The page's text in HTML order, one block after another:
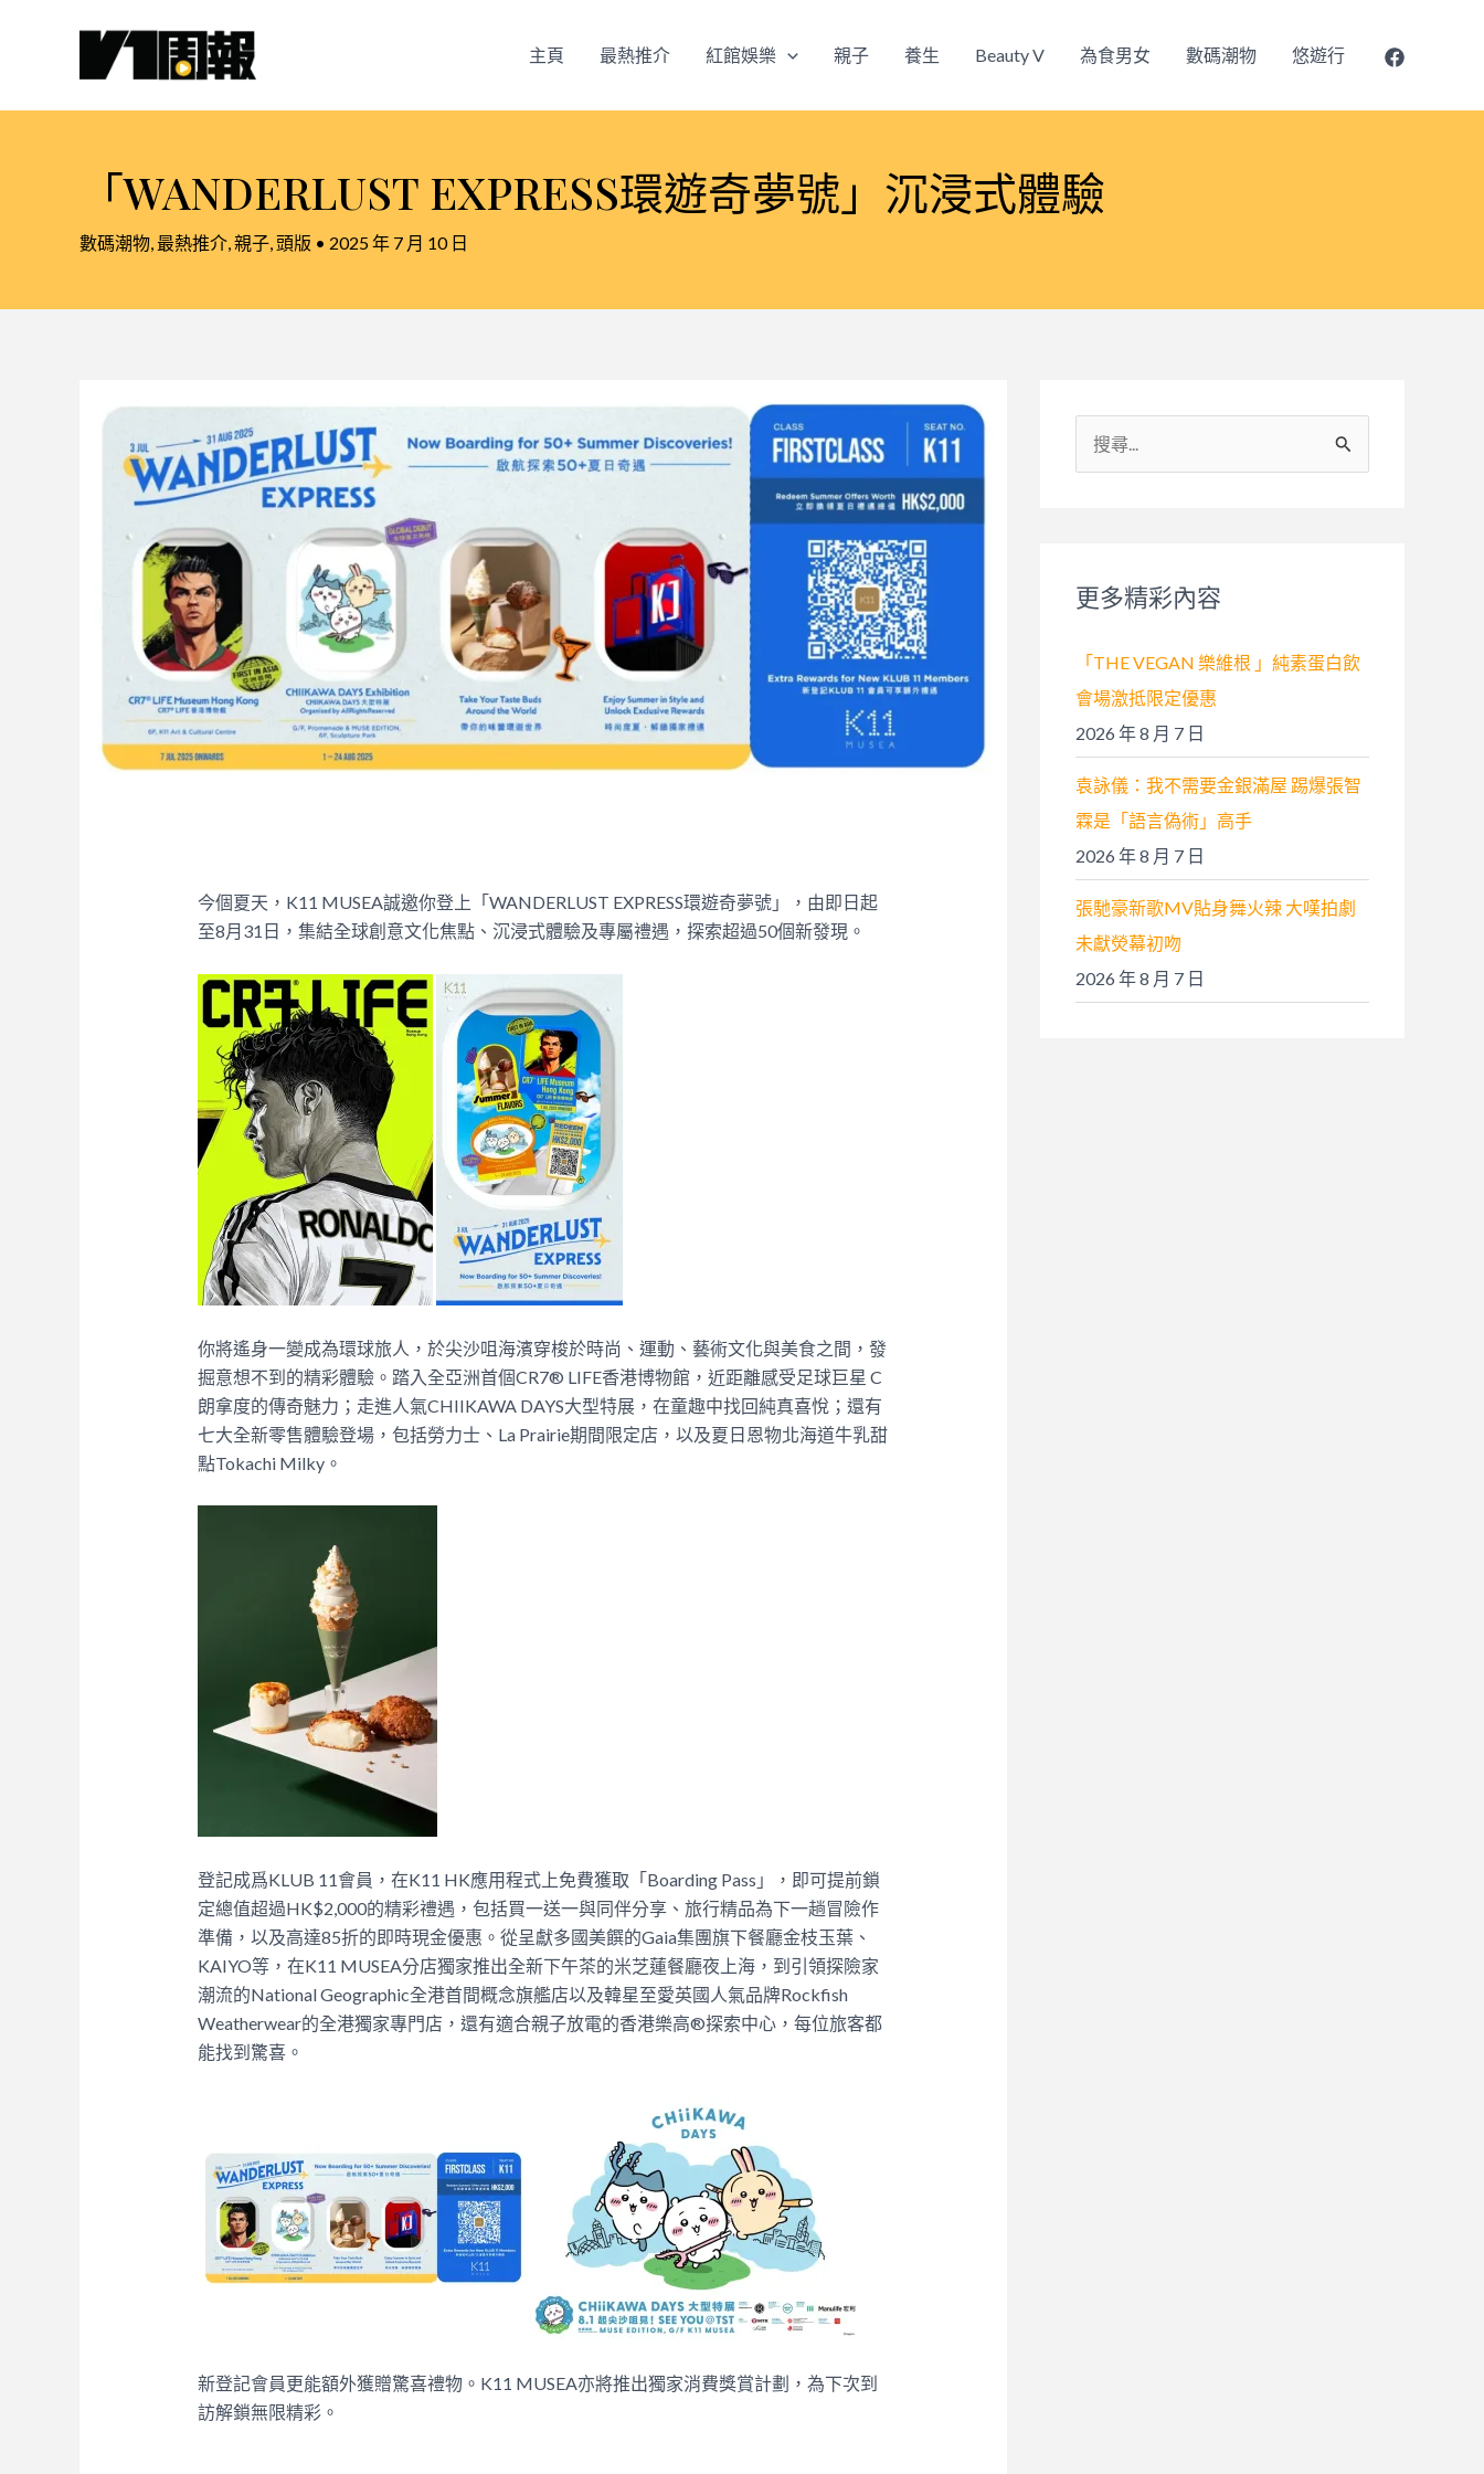
主頁 最熱推介 紅館娛樂 親子 養生 Beauty V 為食男女 數碼潮物 悠遊行
「WANDERLUST EXPRESS環遊奇夢號」沉浸式體驗
數碼潮物 最熱推介 親子 頭版 • 2025 年 7 月 10 日
今個夏天，K11 MUSEA誠邀你登上「WANDERLUST EXPRESS環遊奇夢號」，由即日起
至8月31日，集結全球創意文化焦點、沉浸式體驗及專屬禮遇，探索超過50個新發現。
你將遙身一變成為環球旅人，於尖沙咀海濱穿梭於時尚、運動、藝術文化與美食之間，發
掘意想不到的精彩體驗。踏入全亞洲首個CR7® LIFE香港博物館，近距離感受足球巨星 C
朗拿度的傳奇魅力；走進人氣CHIIKAWA DAYS大型特展，在童趣中找回純真喜悅；還有
七大全新零售體驗登場，包括勞力士、La Prairie期間限定店，以及夏日恩物北海道牛乳甜
點Tokachi Milky。
登記成爲KLUB 11會員，在K11 HK應用程式上免費獲取「Boarding Pass」，即可提前鎖
定總值超過HK$2,000的精彩禮遇，包括買一送一與同伴分享、旅行精品為下一趟冒險作
準備，以及高達85折的即時現金優惠。從呈獻多國美饌的Gaia集團旗下餐廳金枝玉葉、
KAIYO等，在K11 MUSEA分店獨家推出全新下午茶的米芝蓮餐廳夜上海，到引領探險家
潮流的National Geographic全港首間概念旗艦店以及韓星至愛英國人氣品牌Rockfish
Weatherwear的全港獨家專門店，還有適合親子放電的香港樂高®探索中心，每位旅客都
能找到驚喜。
新登記會員更能額外獲贈驚喜禮物。K11 MUSEA亦將推出獨家消費獎賞計劃，為下次到
訪解鎖無限精彩。
尋
:更多精彩內容
「THE VEGAN 樂維根 」純素蛋白飲
會場激抵限定優惠
2026 年 8 月 7 日
袁詠儀：我不需要金銀滿屋 踢爆張智
霖是「語言偽術」高手
2026 年 8 月 7 日
張馳豪新歌MV貼身舞火辣 大嘆拍劇
未獻熒幕初吻
2026 年 8 月 7 日